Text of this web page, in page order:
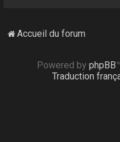
Accueil du forum
Powered by phpBB
Traduction